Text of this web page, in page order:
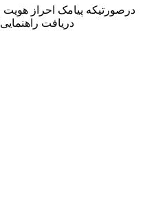
درصورتیکه پیامک احراز
دریافت